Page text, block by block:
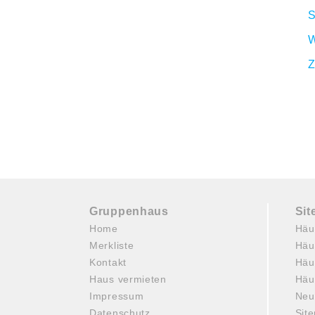
Gruppenhaus
Home
Merkliste
Kontakt
Haus vermieten
Impressum